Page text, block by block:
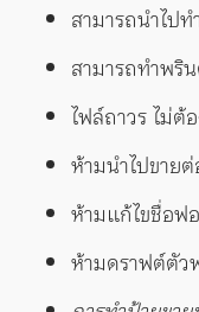
สามารถนำไป
สามารถทำพริ
ไฟล์ถาวร ไม่ต้
ห้ามนำไปขาย
ห้ามแก้ไขชื่อฟ
ห้ามดราฟต์ตั